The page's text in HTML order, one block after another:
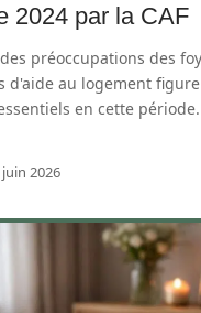
2024 par la CAF
préoccupations des
d'aide au logement
en cette
2026